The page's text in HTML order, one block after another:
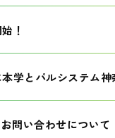
！
学とパルシステム
問い合わせについて